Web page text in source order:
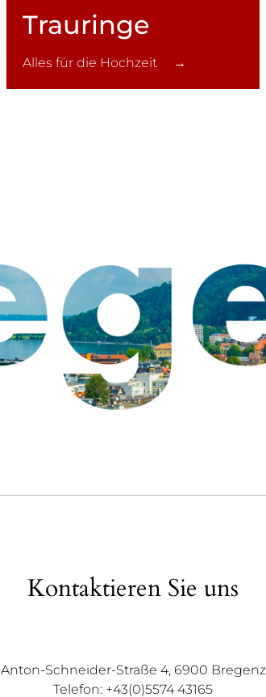
Trauringe
Alles für die Hochzeit →
Kontaktieren Sie uns
Anton-Schneider-Straße 4, 6900 Bregenz
Telefon: +43(0)5574 43165